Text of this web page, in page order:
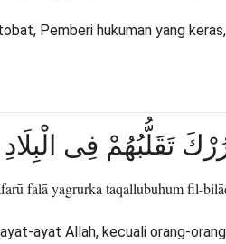
Pemberi hukuman yang
تَقَلُّبُهُمْ فِى الْبِلَادِ
falā yagrurka taqallubuhum fil-
ayat Allah, kecuali orang-